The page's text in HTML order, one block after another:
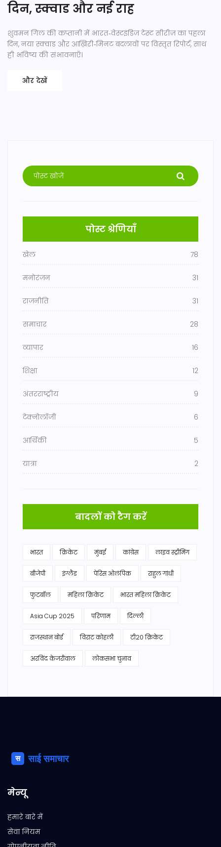
दिन, स्क्वाड और नई राह
शुवमन गिल की कप्तानी में भारत‑वेस्टइंडिज़ टेस्ट सीरीज़ का पहला
दिन, नया स्क्वाड और आख़िरी‑मिनट बदलावों पर विस्तृत रिपोर्ट, साथ
ही भविष्य की संभावनाएँ।
और देखें
पोस्ट श्रेणियाँ
खेल 78
मनोरंजन 31
राजनीति 31
समाचार 28
व्यापार 16
शिक्षा 12
अंतरराष्ट्रीय 9
टेक्नोलॉजी 6
आर्थिकी 5
यात्रा 2
बादलों को टैग करें
भारत क्रिकेट मुंबई कांग्रेस लाइव स्ट्रीमिंग
बीजेपी इंग्लैंड पेरिस ओलंपिक राहुल गांधी
फुटबॉल महिला क्रिकेट भारत महिला क्रिकेट
Asia Cup 2025 परिणाम दिल्ली
राजस्थान बोर्ड विराट कोहली टी20 क्रिकेट
अरविंद केजरीवाल लोकसभा चुनाव
मेन्यू
हमारे बारे में
सेवा नियम